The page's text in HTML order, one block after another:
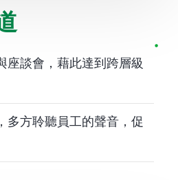
座談會，藉此達到跨層級
多方聆聽員工的聲音，促